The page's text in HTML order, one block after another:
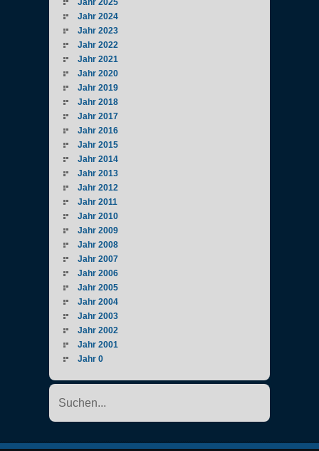
Jahr 2025
Jahr 2024
Jahr 2023
Jahr 2022
Jahr 2021
Jahr 2020
Jahr 2019
Jahr 2018
Jahr 2017
Jahr 2016
Jahr 2015
Jahr 2014
Jahr 2013
Jahr 2012
Jahr 2011
Jahr 2010
Jahr 2009
Jahr 2008
Jahr 2007
Jahr 2006
Jahr 2005
Jahr 2004
Jahr 2003
Jahr 2002
Jahr 2001
Jahr 0